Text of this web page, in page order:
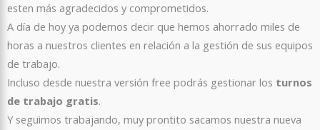
esten más agradecidos y comprometidos.
A día de hoy ya podemos decir que hemos ahorrado miles de
horas a nuestros clientes en relación a la gestión de sus equipos
de trabajo.
Incluso desde nuestra versión free podrás gestionar los turnos
de trabajo gratis.
Y seguimos trabajando, muy prontito sacamos nuestra nueva